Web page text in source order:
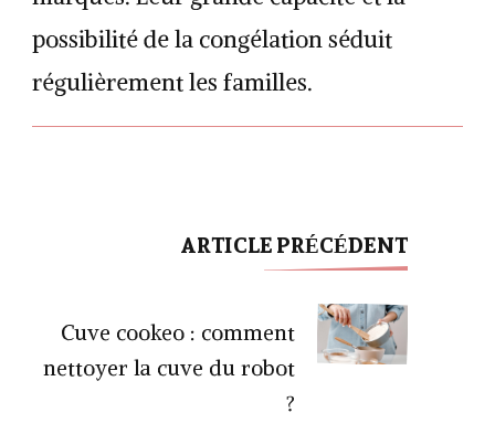
possibilité de la congélation séduit
régulièrement les familles.
Navigation
ARTICLE PRÉCÉDENT
Cuve cookeo : comment
nettoyer la cuve du robot
?